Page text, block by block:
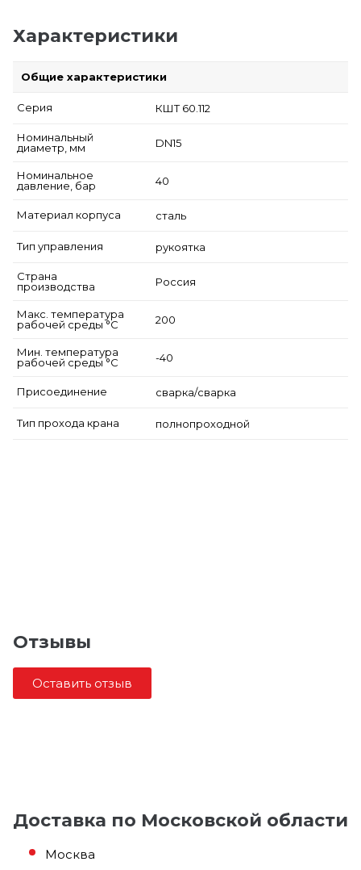
Характеристики
Общие характеристики
Серия КШТ 60.112
Номинальный
диаметр, мм
DN15
Номинальное
давление, бар
40
Материал корпуса сталь
Тип управления рукоятка
Страна
производства
Россия
Макс. температура
рабочей среды °С
200
Мин. температура
рабочей среды °С
-40
Присоединение сварка/сварка
Тип прохода крана полнопроходной
Отзывы
Оставить отзыв
Доставка по Московской области
Москва